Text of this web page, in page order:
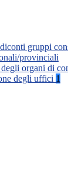
gruppi
provinciali
organi di
degli uffici 1